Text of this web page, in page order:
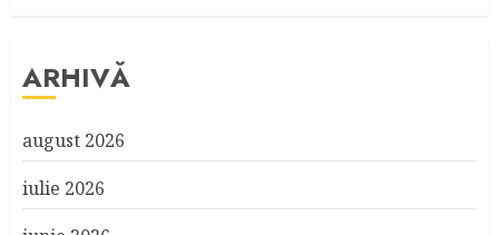
ARHIVĂ
august 2026
iulie 2026